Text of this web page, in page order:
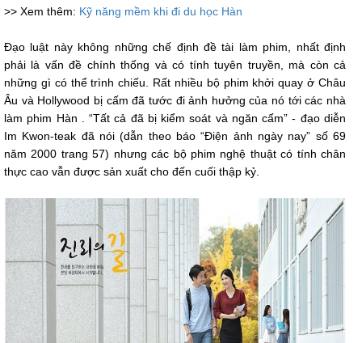
>> Xem thêm: Kỹ năng mềm khi đi du học Hàn
Đạo luật này không những chế định đề tài làm phim, nhất định
phải là vấn đề chính thống và có tính tuyên truyền, mà còn cả
những gì có thể trình chiếu. Rất nhiều bộ phim khởi quay ở Châu
Âu và Hollywood bị cấm đã tước đi ảnh hưởng của nó tới các nhà
làm phim Hàn . “Tất cả đã bị kiểm soát và ngăn cấm” - đạo diễn
Im Kwon-teak đã nói (dẫn theo báo “Điện ảnh ngày nay” số 69
năm 2000 trang 57) nhưng các bộ phim nghệ thuật có tính chân
thực cao vẫn được sản xuất cho đến cuối thập kỷ.